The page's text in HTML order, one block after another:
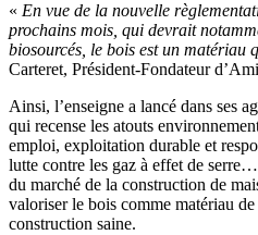
« En vue de la nouvelle
prochains mois, qui devrait
biosourcés, le bois est un matériau
Carteret, Président-Fondateur
Ainsi, l’enseigne a lancé dans ses
qui recense les atouts
emploi, exploitation durable et
lutte contre les gaz à effet de
du marché de la construction de
valoriser le bois comme matériau
construction saine.